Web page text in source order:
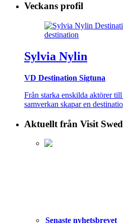
Veckans profil
Sylvia Nylin
VD Destination Sigtuna
Från starka enskilda aktörer
samverkan skapar en
Aktuellt från Visit
Senaste nyhetsbrevet